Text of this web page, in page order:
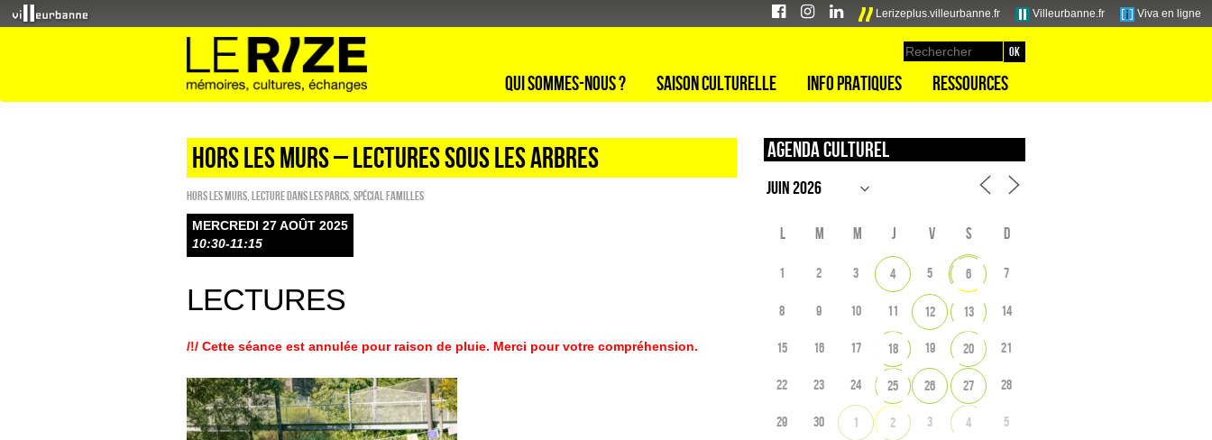
Lerizeplus.villeurbanne.fr Villeurbanne.fr Viva en ligne
Qui sommes-nous ? Saison culturelle Info pratiques Ressources
HORS LES MURS – LECTURES SOUS LES ARBRES
HORS LES MURS Lecture dans les parcs Spécial familles
MERCREDI 27 AOÛT 2025
10:30-11:15
LECTURES
/!/ Cette séance est annulée pour raison de pluie. Merci pour votre compréhension.
Agenda culturel
L M M J V S D
1 2 3 4 5 6 7
8 9 10 11 12 13 14
15 16 17 18 19 20 21
22 23 24 25 26 27 28
29 30 1 2 3 4 5